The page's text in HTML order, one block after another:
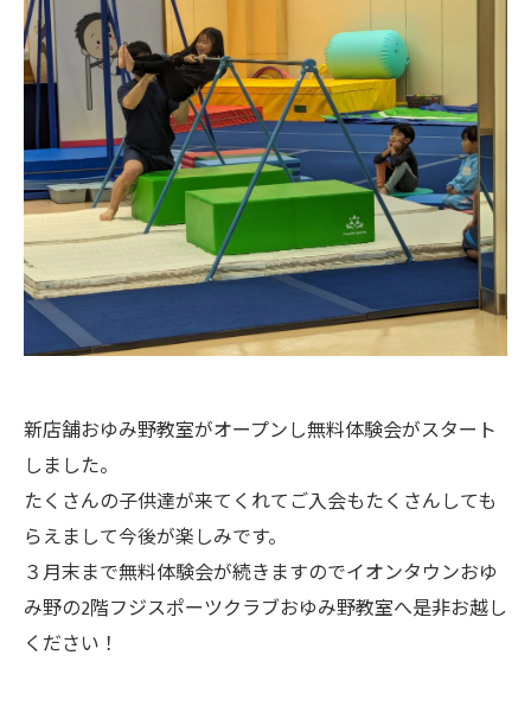
新店舗おゆみ野教室がオープンし無料体験会がスタート
しました。
たくさんの子供達が来てくれてご入会もたくさんしても
らえまして今後が楽しみです。
３月末まで無料体験会が続きますのでイオンタウンおゆ
み野の2階フジスポーツクラブおゆみ野教室へ是非お越し
ください！